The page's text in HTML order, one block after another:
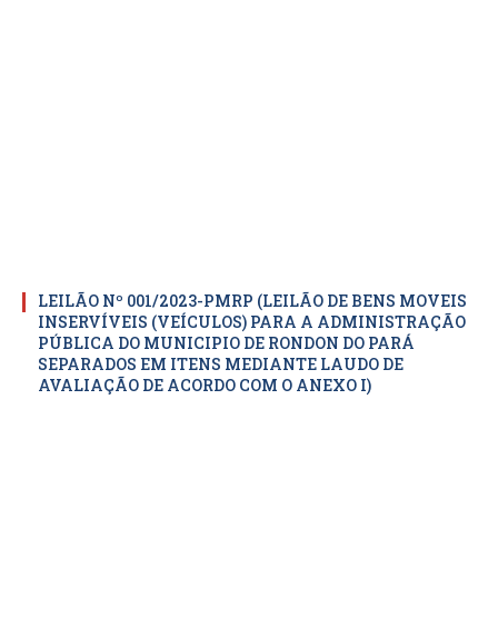
LEILÃO Nº 001/2023-PMRP (LEILÃO DE BENS MOVEIS
INSERVÍVEIS (VEÍCULOS) PARA A ADMINISTRAÇÃO
PÚBLICA DO MUNICIPIO DE RONDON DO PARÁ
SEPARADOS EM ITENS MEDIANTE LAUDO DE
AVALIAÇÃO DE ACORDO COM O ANEXO I)